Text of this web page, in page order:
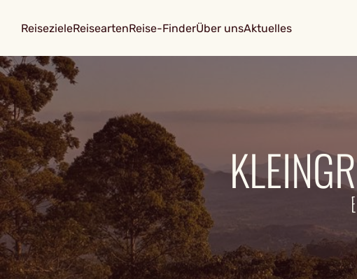
ReisezieleReiseartenReise-FinderÜber unsAktuelles